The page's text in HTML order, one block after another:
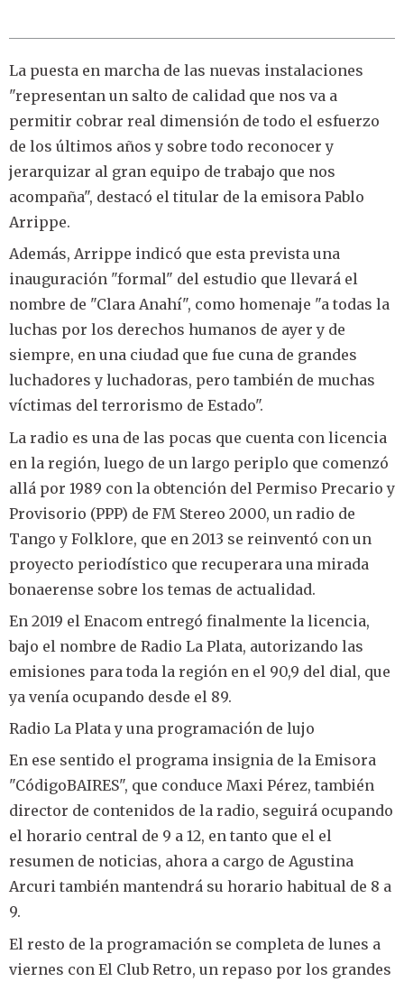
La puesta en marcha de las nuevas instalaciones
"representan un salto de calidad que nos va a
permitir cobrar real dimensión de todo el esfuerzo
de los últimos años y sobre todo reconocer y
jerarquizar al gran equipo de trabajo que nos
acompaña", destacó el titular de la emisora Pablo
Arrippe.
Además, Arrippe indicó que esta prevista una
inauguración "formal" del estudio que llevará el
nombre de "Clara Anahí", como homenaje "a todas la
luchas por los derechos humanos de ayer y de
siempre, en una ciudad que fue cuna de grandes
luchadores y luchadoras, pero también de muchas
víctimas del terrorismo de Estado".
La radio es una de las pocas que cuenta con licencia
en la región, luego de un largo periplo que comenzó
allá por 1989 con la obtención del Permiso Precario y
Provisorio (PPP) de FM Stereo 2000, un radio de
Tango y Folklore, que en 2013 se reinventó con un
proyecto periodístico que recuperara una mirada
bonaerense sobre los temas de actualidad.
En 2019 el Enacom entregó finalmente la licencia,
bajo el nombre de Radio La Plata, autorizando las
emisiones para toda la región en el 90,9 del dial, que
ya venía ocupando desde el 89.
Radio La Plata y una programación de lujo
En ese sentido el programa insignia de la Emisora
"CódigoBAIRES", que conduce Maxi Pérez, también
director de contenidos de la radio, seguirá ocupando
el horario central de 9 a 12, en tanto que el el
resumen de noticias, ahora a cargo de Agustina
Arcuri también mantendrá su horario habitual de 8 a
9.
El resto de la programación se completa de lunes a
viernes con El Club Retro, un repaso por los grandes